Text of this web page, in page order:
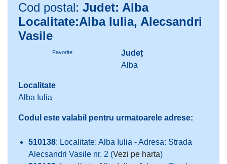
Cod postal: Judet: Alba
Localitate:Alba Iulia, Alecsandri
Vasile
Favorite
Județ
Alba
Localitate
Alba Iulia
Codul este valabil pentru urmatoarele adrese:
510138: Localitate: Alba Iulia - Adresa: Strada
Alecsandri Vasile nr. 2 (Vezi pe harta)